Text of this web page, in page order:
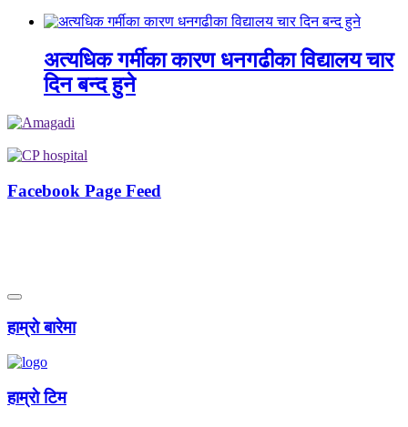
अत्यधिक गर्मीका कारण धनगढीका विद्यालय चार
दिन बन्द हुने
Facebook Page Feed
हाम्राे बारेमा
हाम्राे टिम